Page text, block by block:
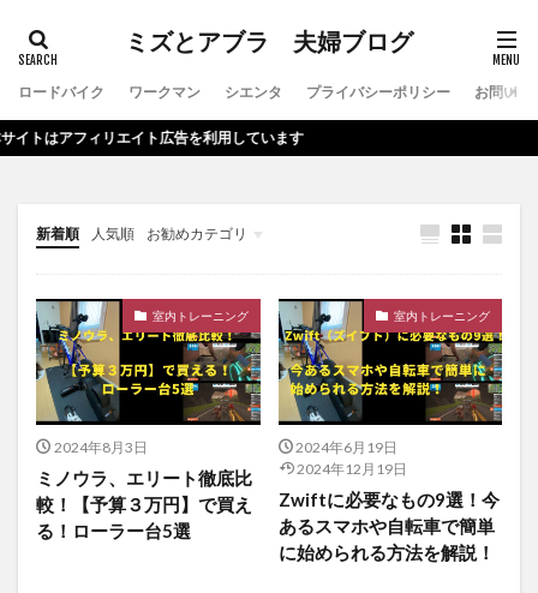
ミズとアブラ 夫婦ブログ
ロードバイク ワークマン シエンタ プライバシーポリシー お問い合
アフィリエイト広告を利用しています
新着順 人気順 お勧めカテゴリ
室内トレーニング
2024年8月3日
ミノウラ、エリート徹底比
較！【予算３万円】で買え
る！ローラー台5選
室内トレーニング
2024年6月19日
2024年12月19日
Zwiftに必要なもの9選！今
あるスマホや自転車で簡単
に始められる方法を解説！